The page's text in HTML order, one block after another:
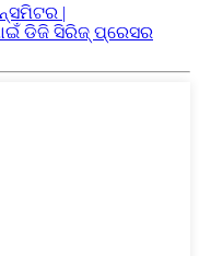
|
ଡିଜି ସିରିଜ୍ ପ୍ରେସର